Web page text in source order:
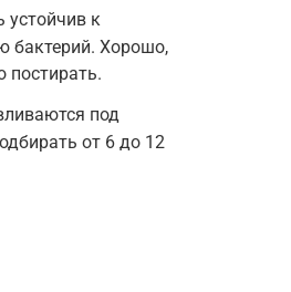
устойчив к
бактерий. Хорошо,
постирать.
под
от 6 до 12